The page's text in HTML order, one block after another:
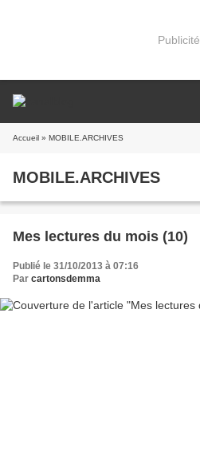
Publicité
Accueil » MOBILE.ARCHIVES
MOBILE.ARCHIVES
Mes lectures du mois (10)
Publié le 31/10/2013 à 07:16
Par cartonsdemma